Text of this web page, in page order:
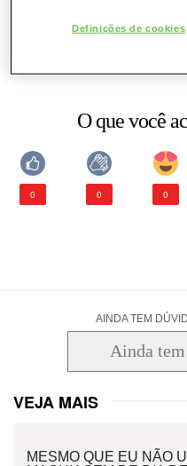
CONSULTORIA DE
o fator hereditário
o fator nutricional, o modo
O que você
0 0 0
AINDA TEM
VEJA MAIS
MESMO QUE EU NÃO
Definições de cookies